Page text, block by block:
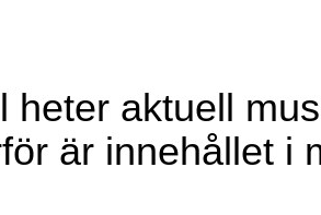
heter aktuell
är innehållet i